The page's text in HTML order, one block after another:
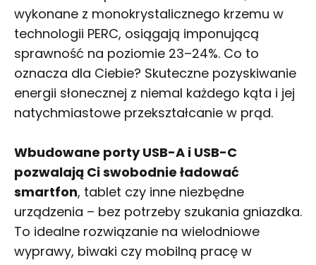
wykonane z monokrystalicznego krzemu w
technologii PERC, osiągają imponującą
sprawność na poziomie 23–24%. Co to
oznacza dla Ciebie? Skuteczne pozyskiwanie
energii słonecznej z niemal każdego kąta i jej
natychmiastowe przekształcanie w prąd.
Wbudowane porty USB-A i USB-C
pozwalają Ci swobodnie ładować
smartfon, tablet czy inne niezbędne
urządzenia – bez potrzeby szukania gniazdka.
To idealne rozwiązanie na wielodniowe
wyprawy, biwaki czy mobilną pracę w